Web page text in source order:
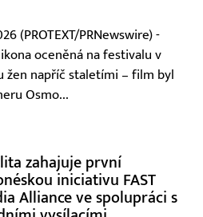
(PROTEXT/PRNewswire) -
oceněná na festivalu v
žen napříč staletími – film byl
Osmo...
zahajuje první
iniciativu FAST
Alliance ve spolupráci s